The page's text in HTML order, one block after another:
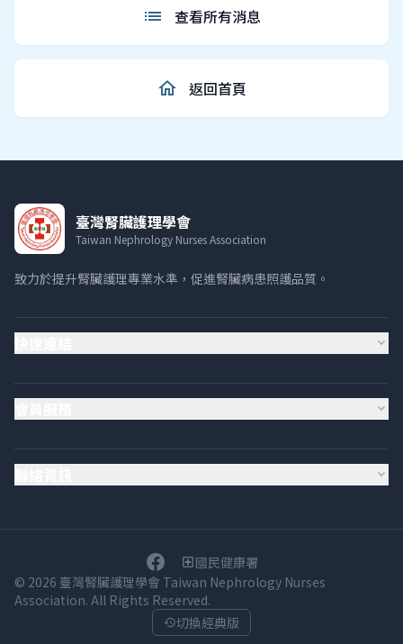
list 查看所有消息
home 返回首頁
臺灣腎臟護理學會
Taiwan Nephrology Nurses Association
致力於提升腎臟護理專業水準，促進腎臟病患照護品質。
expand_more
expand_more
expand_more
local_hospital國民健康署
© 2026 臺灣腎臟護理學會 Taiwan Nephrology Nurses
Association. All Rights Reserved.
history切換經典版